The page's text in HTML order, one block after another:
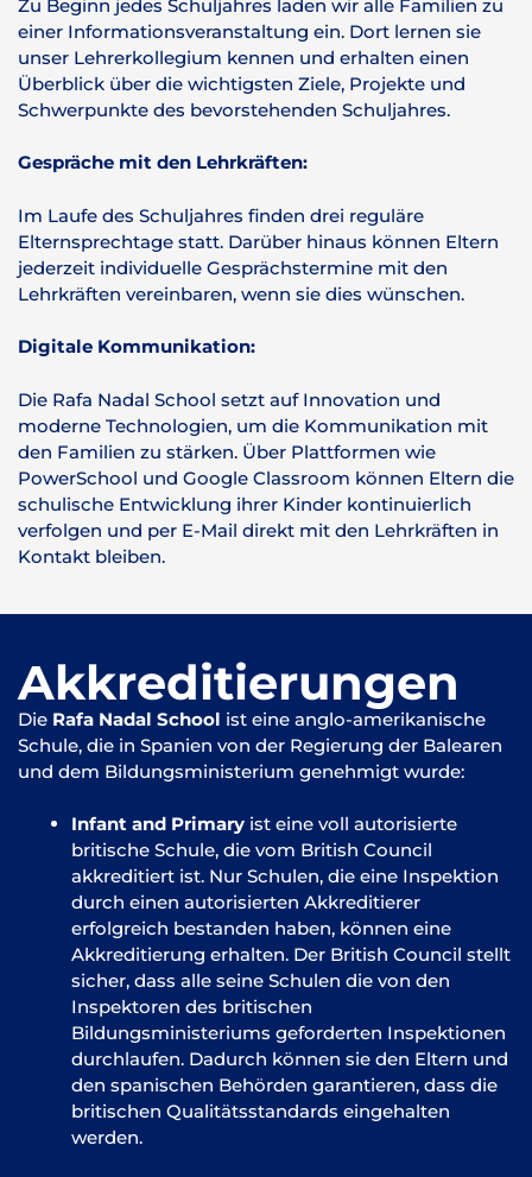
Zu Beginn jedes Schuljahres laden wir alle Familien zu
einer Informationsveranstaltung ein. Dort lernen sie
unser Lehrerkollegium kennen und erhalten einen
Überblick über die wichtigsten Ziele, Projekte und
Schwerpunkte des bevorstehenden Schuljahres.
Gespräche mit den Lehrkräften:
Im Laufe des Schuljahres finden drei reguläre
Elternsprechtage statt. Darüber hinaus können Eltern
jederzeit individuelle Gesprächstermine mit den
Lehrkräften vereinbaren, wenn sie dies wünschen.
Digitale Kommunikation:
Die Rafa Nadal School setzt auf Innovation und
moderne Technologien, um die Kommunikation mit
den Familien zu stärken. Über Plattformen wie
PowerSchool und Google Classroom können Eltern die
schulische Entwicklung ihrer Kinder kontinuierlich
verfolgen und per E-Mail direkt mit den Lehrkräften in
Kontakt bleiben.
Akkreditierungen
Die Rafa Nadal School ist eine anglo-amerikanische
Schule, die in Spanien von der Regierung der Balearen
und dem Bildungsministerium genehmigt wurde:
Infant and Primary ist eine voll autorisierte
britische Schule, die vom British Council
akkreditiert ist. Nur Schulen, die eine Inspektion
durch einen autorisierten Akkreditierer
erfolgreich bestanden haben, können eine
Akkreditierung erhalten. Der British Council stellt
sicher, dass alle seine Schulen die von den
Inspektoren des britischen
Bildungsministeriums geforderten Inspektionen
durchlaufen. Dadurch können sie den Eltern und
den spanischen Behörden garantieren, dass die
britischen Qualitätsstandards eingehalten
werden.